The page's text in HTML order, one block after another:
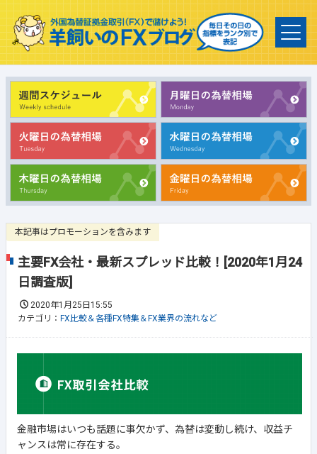
本記事はプロモーションを含みます
主要FX会社・最新スプレッド比較！[2020年1月24
日調査版]
2020年1月25日15:55
カテゴリ： FX比較＆各種FX特集＆FX業界の流れなど
金融市場はいつも話題に事欠かず、為替は変動し続け、収益チ
ャンスは常に存在する。